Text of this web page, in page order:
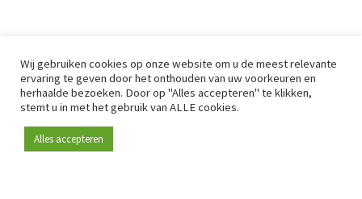
Wij gebruiken cookies op onze website om u de meest relevante
ervaring te geven door het onthouden van uw voorkeuren en
herhaalde bezoeken. Door op "Alles accepteren" te klikken,
stemt u in met het gebruik van ALLE cookies.
Alles accepteren